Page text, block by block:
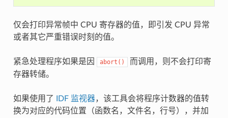
仅会打印异常帧中 CPU 寄存器的值，即引发 CPU 异常
或者其它严重错误时刻的值。
紧急处理程序如果是因 abort()
而调用，则不会打印寄
存器转储。
如果使用了 IDF 监视器，该工具会将程序计数器的值转
换为对应的代码位置（函数名，文件名，行号），并加